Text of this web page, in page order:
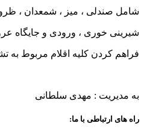
شامل صندلی ، میز ، شمعدان ،
شیرینی خوری ، ورودی و جایگاه
فراهم کردن کلیه اقلام مربوط به
به مدیریت : مهدی سلطانی
راه های ارتباطی با ما: